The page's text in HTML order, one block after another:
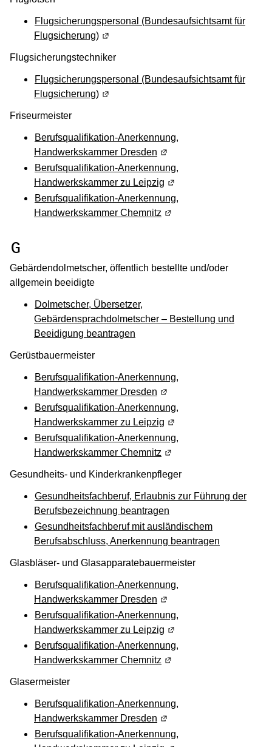
Flugsicherungspersonal (Bundesaufsichtsamt für
Flugsicherung) (Wird in einem neuen Fenster geöffnet)
Flugsicherungstechniker
Flugsicherungspersonal (Bundesaufsichtsamt für
Flugsicherung) (Wird in einem neuen Fenster geöffnet)
Friseurmeister
Berufsqualifikation-Anerkennung,
Handwerkskammer Dresden (Wird in einem neuen
Berufsqualifikation-Anerkennung,
Handwerkskammer zu Leipzig (Wird in einem neuen
Berufsqualifikation-Anerkennung,
Handwerkskammer Chemnitz (Wird in einem neuen
(Wird in einem neuen Fenster
G
Gebärdendolmetscher, öffentlich bestellte und/oder
allgemein beeidigte
Dolmetscher, Übersetzer,
Gebärdensprachdolmetscher – Bestellung und
Beeidigung beantragen
Gerüstbauermeister
Berufsqualifikation-Anerkennung,
Handwerkskammer Dresden (Wird in einem neuen
Berufsqualifikation-Anerkennung,
Handwerkskammer zu Leipzig (Wird in einem neuen
Berufsqualifikation-Anerkennung,
Handwerkskammer Chemnitz (Wird in einem neuen
Gesundheits- und Kinderkrankenpfleger
Gesundheitsfachberuf, Erlaubnis zur Führung der
Berufsbezeichnung beantragen
Gesundheitsfachberuf mit ausländischem
Berufsabschluss, Anerkennung beantragen
Glasbläser- und Glasapparatebauermeister
Berufsqualifikation-Anerkennung,
Handwerkskammer Dresden (Wird in einem neuen
Berufsqualifikation-Anerkennung,
Handwerkskammer zu Leipzig (Wird in einem neuen
Berufsqualifikation-Anerkennung,
Handwerkskammer Chemnitz (Wird in einem neuen
Glasermeister
Berufsqualifikation-Anerkennung,
Handwerkskammer Dresden (Wird in einem neuen
Berufsqualifikation-Anerkennung,